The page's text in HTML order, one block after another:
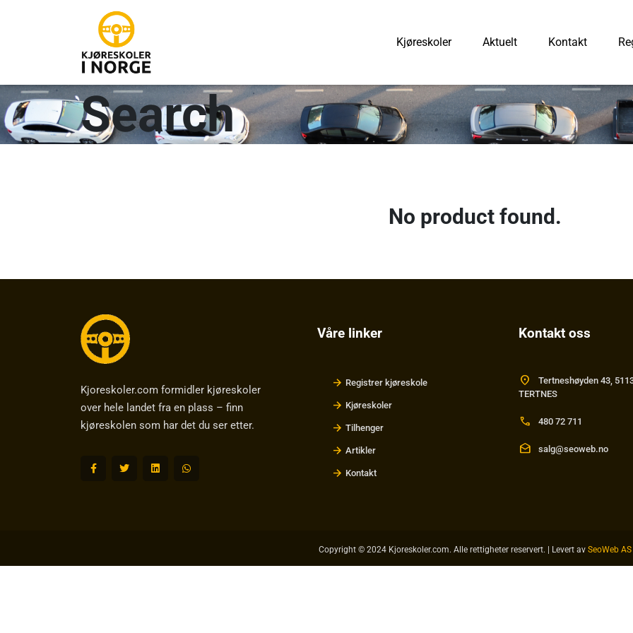
Kjøreskoler Aktuelt Kontakt
Search
No product found.
Kjoreskoler.com formidler kjøreskoler
over hele landet fra en plass – finn
kjøreskolen som har det du ser etter.
Våre linker
Registrer kjøreskole
Kjøreskoler
Tilhenger
Artikler
Kontakt
Kontakt oss
location_on
Tertneshøyden 43,
TERTNES
call 480 72 711
drafts salg@seoweb.no
Copyright © 2024 Kjoreskoler.com. Alle rettigheter reservert. | Levert av SeoWeb AS